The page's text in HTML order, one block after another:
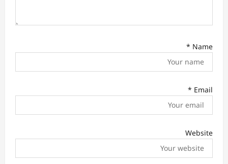
Name
*
Email
*
Website